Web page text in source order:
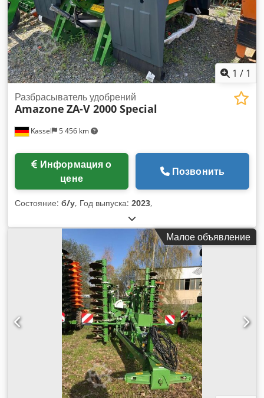
1 / 1
Kassel 5 456 km
Разбрасыватель удобрений
Amazone ZA-V 2000 Special
цене
Позвонить
Состояние: б/у, Год выпуска: 2023,
Малое объявление